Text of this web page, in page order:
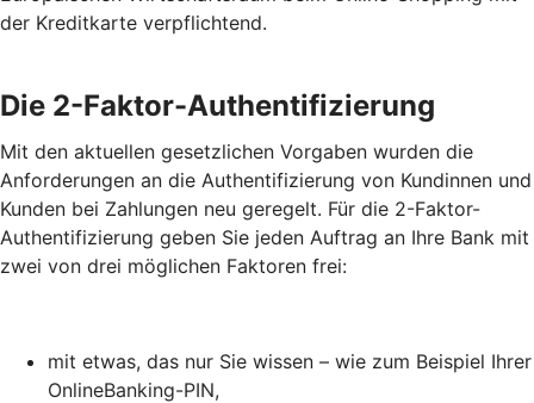
der Kreditkarte verpflichtend.
Die 2-Faktor-Authentifizierung
Mit den aktuellen gesetzlichen Vorgaben wurden die
Anforderungen an die Authentifizierung von Kundinnen und
Kunden bei Zahlungen neu geregelt. Für die 2-Faktor-
Authentifizierung geben Sie jeden Auftrag an Ihre Bank mit
zwei von drei möglichen Faktoren frei:
mit etwas, das nur Sie wissen – wie zum Beispiel Ihrer
OnlineBanking-PIN,